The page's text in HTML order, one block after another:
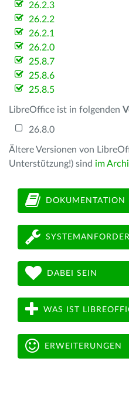
26.2.3
26.2.2
26.2.1
26.2.0
25.8.7
25.8.6
25.8.5
LibreOffice ist in folgenden
26.8.0
Ältere Versionen von
Unterstützung!) sind im
DOKUMENTATION
DABEI SEIN
WAS IST
ERWEITERUNGEN